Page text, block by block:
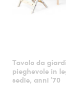
Tavolo da
pieghevole in
sedie, anni '70